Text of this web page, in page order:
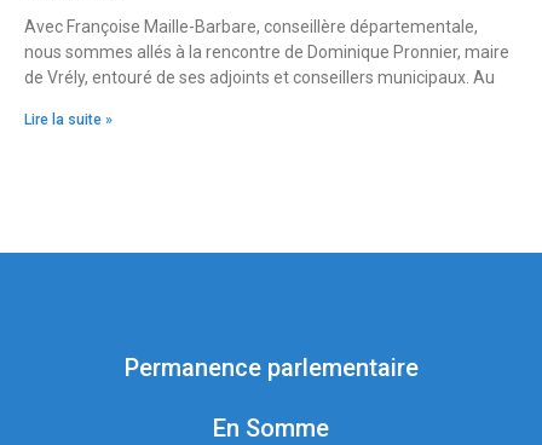
Avec Françoise Maille-Barbare, conseillère départementale,
nous sommes allés à la rencontre de Dominique Pronnier, maire
de Vrély, entouré de ses adjoints et conseillers municipaux. Au
Lire la suite »
Permanence parlementaire
En Somme